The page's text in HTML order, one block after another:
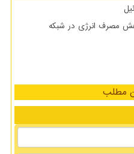
مصرف انرژی در شبکه
مطلب